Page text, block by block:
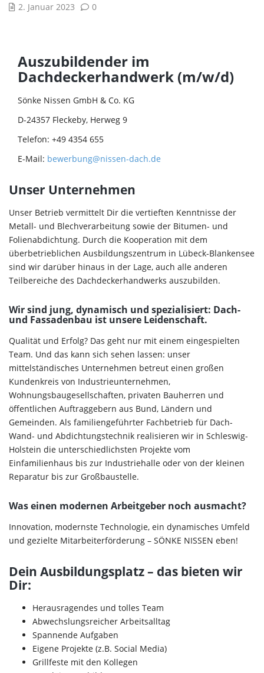
2. Januar 2023 0
Auszubildender im
Dachdeckerhandwerk (m/w/d)
Sönke Nissen GmbH & Co. KG
D-24357 Fleckeby, Herweg 9
Telefon: +49 4354 655
E-Mail: bewerbung@nissen-dach.de
Unser Unternehmen
Unser Betrieb vermittelt Dir die vertieften Kenntnisse der
Metall- und Blechverarbeitung sowie der Bitumen- und
Folienabdichtung. Durch die Kooperation mit dem
überbetrieblichen Ausbildungszentrum in Lübeck-Blankensee
sind wir darüber hinaus in der Lage, auch alle anderen
Teilbereiche des Dachdeckerhandwerks auszubilden.
Wir sind jung, dynamisch und spezialisiert: Dach-
und Fassadenbau ist unsere Leidenschaft.
Qualität und Erfolg? Das geht nur mit einem eingespielten
Team. Und das kann sich sehen lassen: unser
mittelständisches Unternehmen betreut einen großen
Kundenkreis von Industrieunternehmen,
Wohnungsbaugesellschaften, privaten Bauherren und
öffentlichen Auftraggebern aus Bund, Ländern und
Gemeinden. Als familiengeführter Fachbetrieb für Dach-
Wand- und Abdichtungstechnik realisieren wir in Schleswig-
Holstein die unterschiedlichsten Projekte vom
Einfamilienhaus bis zur Industriehalle oder von der kleinen
Reparatur bis zur Großbaustelle.
Was einen modernen Arbeitgeber noch ausmacht?
Innovation, modernste Technologie, ein dynamisches Umfeld
und gezielte Mitarbeiterförderung – SÖNKE NISSEN eben!
Dein Ausbildungsplatz – das bieten wir
Dir:
Herausragendes und tolles Team
Abwechslungsreicher Arbeitsalltag
Spannende Aufgaben
Eigene Projekte (z.B. Social Media)
Grillfeste mit den Kollegen